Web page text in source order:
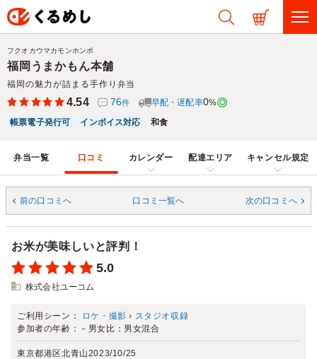
福岡うまかもん本舗
福岡の魅力が詰まる手作り弁当
フクオカウマカモンホンポ
4.54 76件 早配・遅配率0%
帳票電子発行可
インボイス対応 和食
弁当一覧 口コミ カレンダー 配達エリア キャンセル規定
前の口コミへ 口コミ一覧へ 次の口コミへ
お米が美味しいと評判！
5.0
株式会社ユーコム
ご利用シーン： ロケ・撮影 › スタジオ収録
参加者の年齢： － 男女比： 男女混合
東京都港区北青山2023/10/25